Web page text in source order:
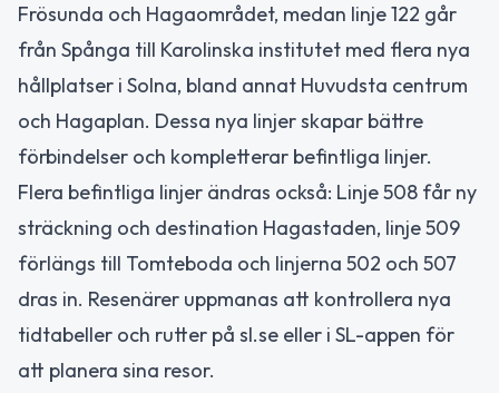
Frösunda och Hagaområdet, medan linje 122 går
från Spånga till Karolinska institutet med flera nya
hållplatser i Solna, bland annat Huvudsta centrum
och Hagaplan. Dessa nya linjer skapar bättre
förbindelser och kompletterar befintliga linjer.
Flera befintliga linjer ändras också: Linje 508 får ny
sträckning och destination Hagastaden, linje 509
förlängs till Tomteboda och linjerna 502 och 507
dras in. Resenärer uppmanas att kontrollera nya
tidtabeller och rutter på sl.se eller i SL-appen för
att planera sina resor.